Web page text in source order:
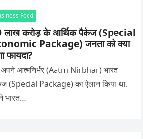
Feed
लाख करोड़ के आर्थिक पैकेज (Special
Package) जनता को क्या
फायदा?
अपने आत्मनिर्भर (Aatm Nirbhar) भारत
(Special Package) का ऐलान किया था.
भारत…